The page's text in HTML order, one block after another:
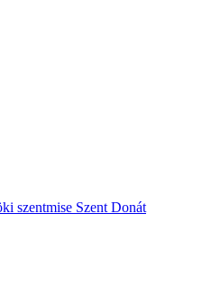
szentmise Szent Donát